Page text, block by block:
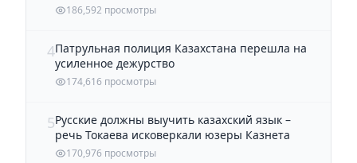
186,592 просмотры
4Патрульная полиция Казахстана перешла на
усиленное дежурство
174,616 просмотры
5Русские должны выучить казахский язык –
речь Токаева исковеркали юзеры Казнета
170,976 просмотры